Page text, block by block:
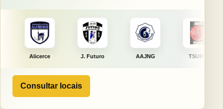
J. Futuro AAJNG TSURU
Consultar locais